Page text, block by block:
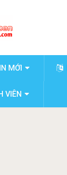
MỚI
VIÊN